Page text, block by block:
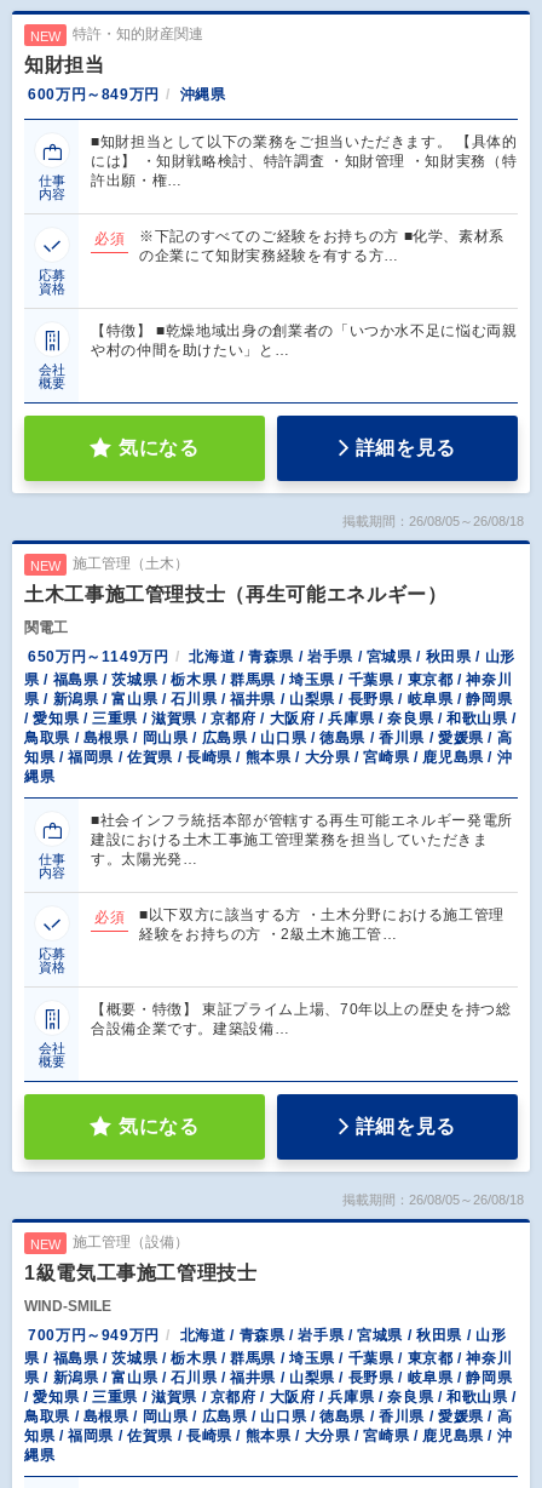
NEW 特許・知的財産関連
知財担当
600万円～849万円 沖縄県
仕事
内容
■知財担当として以下の業務をご担当いただきます。 【具体的
には】 ・知財戦略検討、特許調査 ・知財管理 ・知財実務（特
許出願・権…
応募
資格
必須
※下記のすべてのご経験をお持ちの方 ■化学、素材系
の企業にて知財実務経験を有する方…
会社
概要
【特徴】 ■乾燥地域出身の創業者の「いつか水不足に悩む両親
や村の仲間を助けたい」と…
気になる 詳細を見る
掲載期間：26/08/05～26/08/18
NEW 施工管理（土木）
土木工事施工管理技士（再生可能エネルギー）
関電工
650万円～1149万円
北海道 / 青森県 / 岩手県 / 宮城県 / 秋田県 / 山形
県 / 福島県 / 茨城県 / 栃木県 / 群馬県 / 埼玉県 / 千葉県 / 東京都 / 神奈川
県 / 新潟県 / 富山県 / 石川県 / 福井県 / 山梨県 / 長野県 / 岐阜県 / 静岡県
/ 愛知県 / 三重県 / 滋賀県 / 京都府 / 大阪府 / 兵庫県 / 奈良県 / 和歌山県 /
鳥取県 / 島根県 / 岡山県 / 広島県 / 山口県 / 徳島県 / 香川県 / 愛媛県 / 高
知県 / 福岡県 / 佐賀県 / 長崎県 / 熊本県 / 大分県 / 宮崎県 / 鹿児島県 / 沖
縄県
仕事
内容
■社会インフラ統括本部が管轄する再生可能エネルギー発電所
建設における土木工事施工管理業務を担当していただきま
す。太陽光発…
応募
資格
必須
■以下双方に該当する方 ・土木分野における施工管理
経験をお持ちの方 ・2級土木施工管…
会社
概要
【概要・特徴】 東証プライム上場、70年以上の歴史を持つ総
合設備企業です。建築設備…
気になる 詳細を見る
掲載期間：26/08/05～26/08/18
NEW 施工管理（設備）
1級電気工事施工管理技士
WIND-SMILE
700万円～949万円
北海道 / 青森県 / 岩手県 / 宮城県 / 秋田県 / 山形
県 / 福島県 / 茨城県 / 栃木県 / 群馬県 / 埼玉県 / 千葉県 / 東京都 / 神奈川
県 / 新潟県 / 富山県 / 石川県 / 福井県 / 山梨県 / 長野県 / 岐阜県 / 静岡県
/ 愛知県 / 三重県 / 滋賀県 / 京都府 / 大阪府 / 兵庫県 / 奈良県 / 和歌山県 /
鳥取県 / 島根県 / 岡山県 / 広島県 / 山口県 / 徳島県 / 香川県 / 愛媛県 / 高
知県 / 福岡県 / 佐賀県 / 長崎県 / 熊本県 / 大分県 / 宮崎県 / 鹿児島県 / 沖
縄県